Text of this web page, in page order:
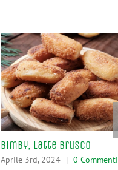
Bimby, Latte Brusco
Aprile 3rd, 2024 | 0 Commenti